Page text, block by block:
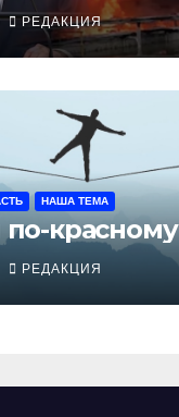
РЕДАКЦИЯ
НАША ТЕМА
красному
РЕДАКЦИЯ